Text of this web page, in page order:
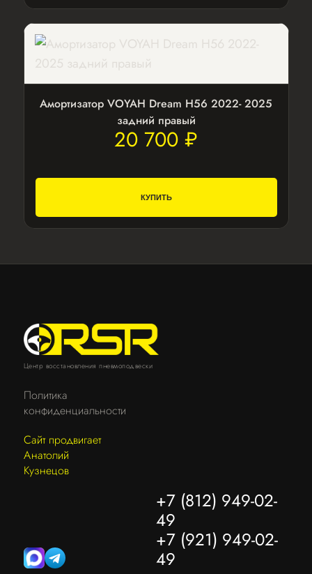
Амортизатор VOYAH Dream H56 2022- 2025
задний правый
20 700 ₽
КУПИТЬ
Центр восстановления пневмоподвески
Политика
конфиденциальности
Сайт продвигает
Анатолий
Кузнецов
+7 (812) 949-02-
49
+7 (921) 949-02-
49